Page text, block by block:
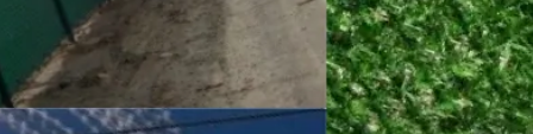
Spor Malzemeleri